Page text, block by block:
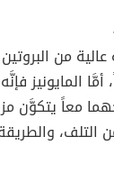
من
المايونيز
معاً يتكوَّن
التلف،